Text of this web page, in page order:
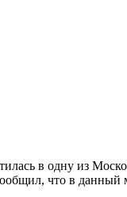
в одну из
что в данный